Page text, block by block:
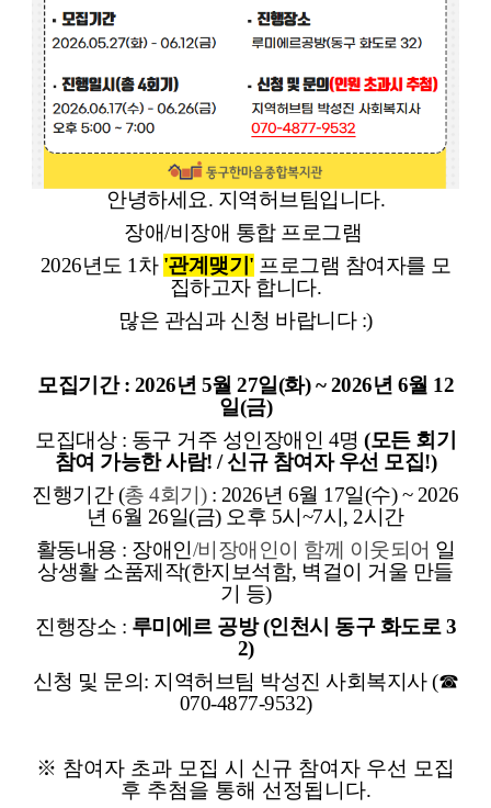
안녕하세요. 지역허브팀입니다.
장애/비장애 통합 프로그램
2026년도 1차 '관계맺기 ' 프로그램 참여자를 모
집하고자 합니다.
많은 관심과 신청 바랍니다 :)
모집기간 : 2026년 5월 27일(화) ~ 2026년 6월 12
일(금)
모집대상 : 동구 거주 성인장애인 4명 (모든 회기
참여 가능한 사람! / 신규 참여자 우선 모집!)
진행기간 (총 4회기): 2026년 6월 17일(수) ~ 2026
년 6월 26일(금) 오후 5시 ~7시, 2시간
활동내용 : 장애인/비장애인이 함께 이웃되어 일
상생활 소품제작(한지보석함, 벽걸이 거울 만들
기 등)
진행장소 : 루미에르 공방 (인천시 동구 화도로 3
2)
신청 및 문의: 지역허브팀 박성진 사회복지사 (☎
070-4877-9532)
※ 참여자 초과 모집 시 신규 참여자 우선 모집
후 추첨을 통해 선정됩니다.